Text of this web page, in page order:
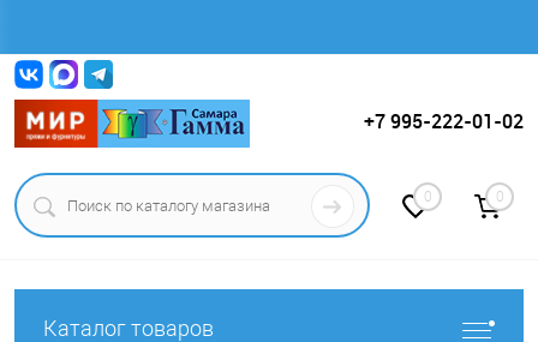
+7 995-222-01-02
0 0
Каталог товаров